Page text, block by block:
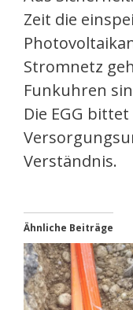
Zeit die
Stromnetz
Funkuhren
Die EGG
Verständnis.
Ähnliche Beiträge